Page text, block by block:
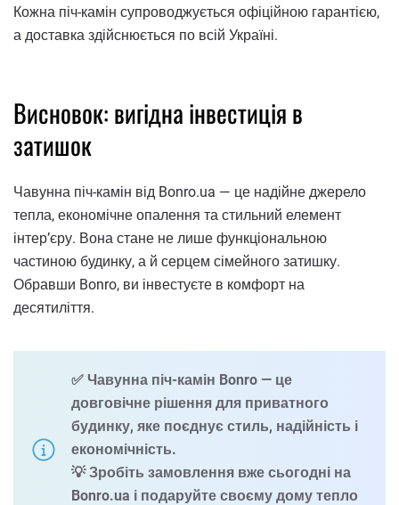
Кожна піч-камін супроводжується офіційною гарантією,
а доставка здійснюється по всій Україні.
Висновок: вигідна інвестиція в
затишок
Чавунна піч-камін від Bonro.ua — це надійне джерело
тепла, економічне опалення та стильний елемент
інтер’єру. Вона стане не лише функціональною
частиною будинку, а й серцем сімейного затишку.
Обравши Bonro, ви інвестуєте в комфорт на
десятиліття.
✅ Чавунна піч-камін Bonro — це
довговічне рішення для приватного
будинку, яке поєднує стиль, надійність і
економічність.
💡 Зробіть замовлення вже сьогодні на
Bonro.ua і подаруйте своєму дому тепло